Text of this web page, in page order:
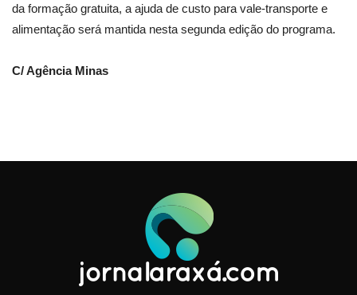
da formação gratuita, a ajuda de custo para vale-transporte e
alimentação será mantida nesta segunda edição do programa.
C/ Agência Minas